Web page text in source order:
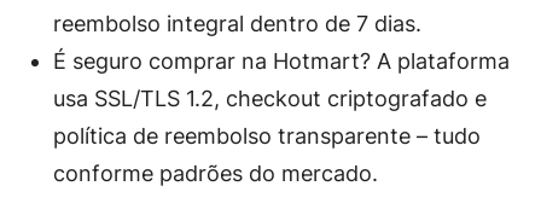
reembolso integral dentro de 7 dias.
É seguro comprar na Hotmart? A plataforma
usa SSL/TLS 1.2, checkout criptografado e
política de reembolso transparente – tudo
conforme padrões do mercado.